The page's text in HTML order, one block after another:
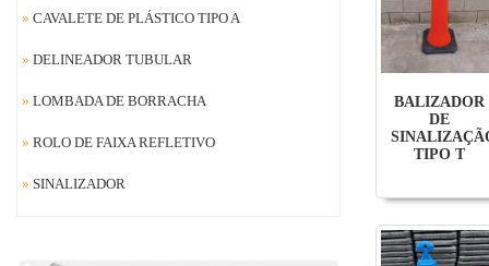
» CAVALETE DE PLÁSTICO TIPO A
» DELINEADOR TUBULAR
» LOMBADA DE BORRACHA
» ROLO DE FAIXA REFLETIVO
» SINALIZADOR
BALIZADOR
DE
TIPO T